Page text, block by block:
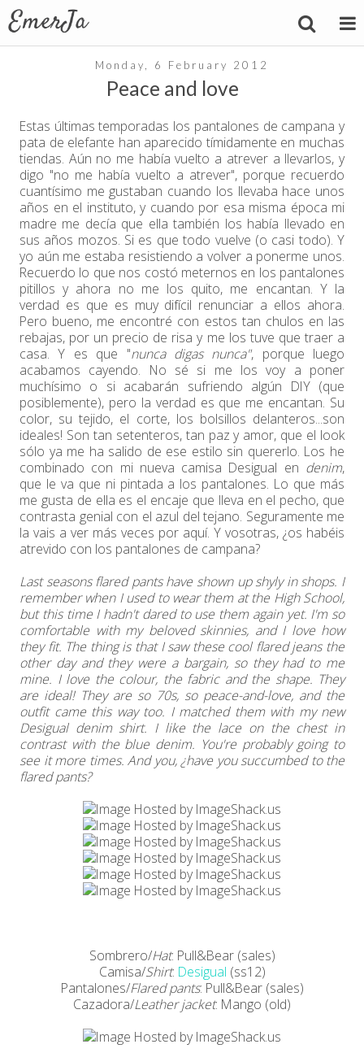
Monday, 6 February 2012
Peace and love
Estas últimas temporadas los pantalones de campana y
pata de elefante han aparecido tímidamente en muchas
tiendas. Aún no me había vuelto a atrever a llevarlos, y
digo "no me había vuelto a atrever", porque recuerdo
cuantísimo me gustaban cuando los llevaba hace unos
años en el instituto, y cuando por esa misma época mi
madre me decía que ella también los había llevado en
sus años mozos. Si es que todo vuelve (o casi todo). Y
yo aún me estaba resistiendo a volver a ponerme unos.
Recuerdo lo que nos costó meternos en los pantalones
pitillos y ahora no me los quito, me encantan. Y la
verdad es que es muy difícil renunciar a ellos ahora.
Pero bueno, me encontré con estos tan chulos en las
rebajas, por un precio de risa y me los tuve que traer a
casa. Y es que "nunca digas nunca", porque luego
acabamos cayendo. No sé si me los voy a poner
muchísimo o si acabarán sufriendo algún DIY (que
posiblemente), pero la verdad es que me encantan. Su
color, su tejido, el corte, los bolsillos delanteros...son
ideales! Son tan setenteros, tan paz y amor, que el look
sólo ya me ha salido de ese estilo sin quererlo. Los he
combinado con mi nueva camisa Desigual en denim,
que le va que ni pintada a los pantalones. Lo que más
me gusta de ella es el encaje que lleva en el pecho, que
contrasta genial con el azul del tejano. Seguramente me
la vais a ver más veces por aquí. Y vosotras, ¿os habéis
atrevido con los pantalones de campana?
Last seasons flared pants have shown up shyly in shops. I
remember when I used to wear them at the High School,
but this time I hadn't dared to use them again yet. I'm so
comfortable with my beloved skinnies, and I love how
they fit. The thing is that I saw these cool flared jeans the
other day and they were a bargain, so they had to me
mine. I love the colour, the fabric and the shape. They
are ideal! They are so 70s, so peace-and-love, and the
outfit came this way too. I matched them with my new
Desigual denim shirt. I like the lace on the chest in
contrast with the blue denim. You're probably going to
see it more times. And you, ¿have you succumbed to the
flared pants?
Sombrero/Hat: Pull&Bear (sales)
Camisa/Shirt: Desigual (ss12)
Pantalones/Flared pants: Pull&Bear (sales)
Cazadora/Leather jacket: Mango (old)